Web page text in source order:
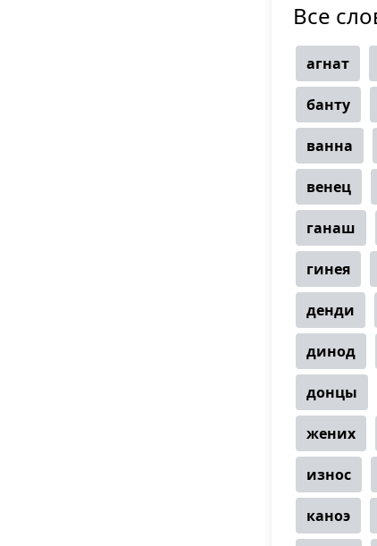
Все
агнат
банту
ванна
венец
ганаш
гинея
денди
динод
донцы
жених
износ
каноэ